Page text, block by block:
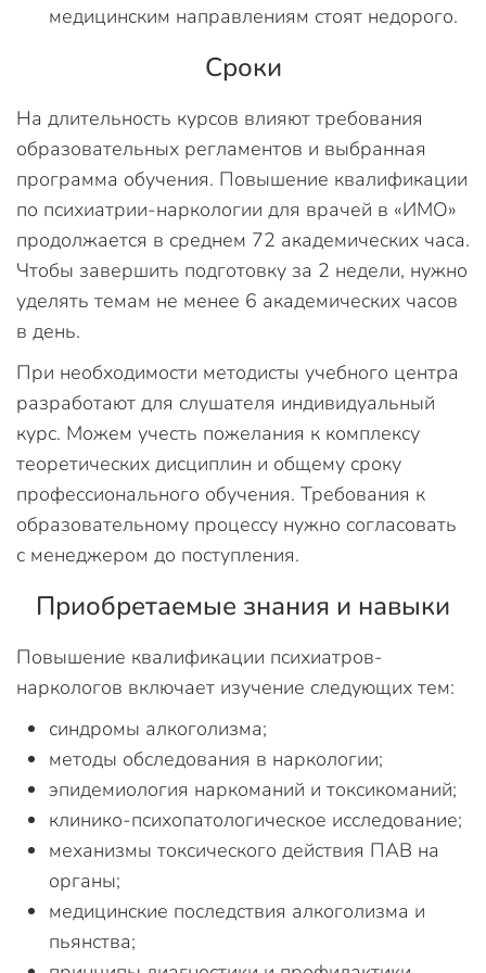
медицинским направлениям стоят недорого.
Сроки
На длительность курсов влияют требования
образовательных регламентов и выбранная
программа обучения. Повышение квалификации
по психиатрии-наркологии для врачей в «ИМО»
продолжается в среднем 72 академических часа.
Чтобы завершить подготовку за 2 недели, нужно
уделять темам не менее 6 академических часов
в день.
При необходимости методисты учебного центра
разработают для слушателя индивидуальный
курс. Можем учесть пожелания к комплексу
теоретических дисциплин и общему сроку
профессионального обучения. Требования к
образовательному процессу нужно согласовать
с менеджером до поступления.
Приобретаемые знания и навыки
Повышение квалификации психиатров-
наркологов включает изучение следующих тем:
синдромы алкоголизма;
методы обследования в наркологии;
эпидемиология наркоманий и токсикоманий;
клинико-психопатологическое исследование;
механизмы токсического действия ПАВ на
органы;
медицинские последствия алкоголизма и
пьянства;